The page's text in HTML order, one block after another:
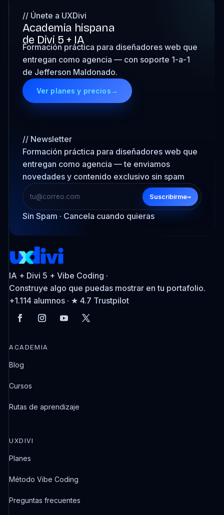
// Únete a UXDivi
Academia hispana
de Divi 5 + IA
Formación práctica para diseñadores web que
entregan como agencia — con soporte 1-a-1
de Jefferson Maldonado.
Ver planes y precios →
// Newsletter
Formación práctica para diseñadores web que
entregan como agencia — te enviamos
novedades y contenido exclusivo sin spam
Suscribirme→
Sin Spam · Cancela cuando quieras
IA + Divi 5 + Vibe Coding ·
Construye algo que puedas mostrar en tu portafolio.
+1.114 alumnos · ★ 4.7 Trustpilot
ACADEMIA
Blog
Cursos
Rutas de aprendizaje
UXDIVI
Planes
Método Vibe Coding
Preguntas frecuentes